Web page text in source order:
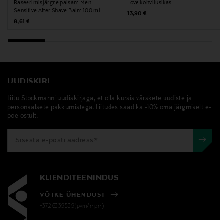
villeroy & boch, kruusid, disney kruusid, mikihiir, minni
hiir, portselankruusid
Raseerimisjärgne palsam Men
Sensitive After Shave Balm 100 ml
Original Price
8,61 €
Love kohvilusikas
Original Price
13,90 €
UUDISKIRI
Liitu Stockmanni uudiskirjaga, et olla kursis värskete uudiste ja
personaalsete pakkumistega. Liitudes saad ka -10% oma järgmiselt e-
poe ostult.
KLIENDITEENINDUS
VÕTKE ÜHENDUST
+372 6339539(pvm/mpm)